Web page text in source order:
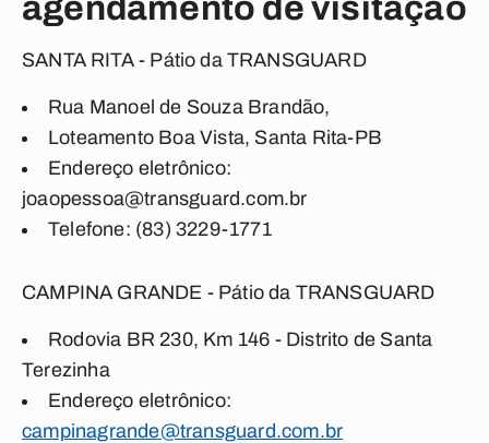
agendamento de visitação
SANTA RITA - Pátio da TRANSGUARD
Rua Manoel de Souza Brandão,
Loteamento Boa Vista, Santa Rita-PB
Endereço eletrônico:
joaopessoa@transguard.com.br
Telefone: (83) 3229-1771
CAMPINA GRANDE - Pátio da TRANSGUARD
Rodovia BR 230, Km 146 - Distrito de Santa
Terezinha
Endereço eletrônico:
campinagrande@transguard.com.br